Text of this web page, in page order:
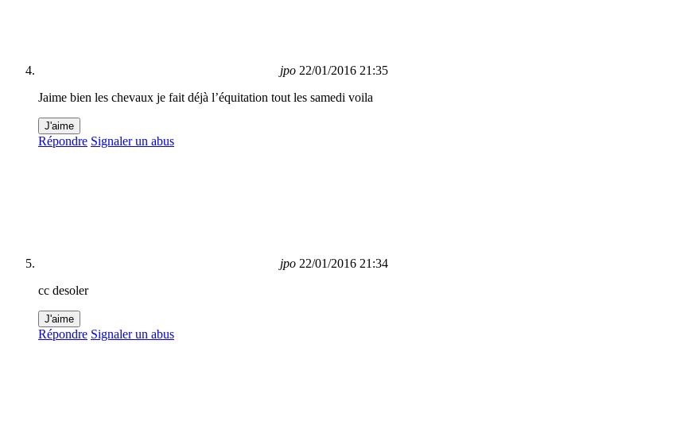
jpo 22/01/2016 21:35
Jaime bien les chevaux je fait déjà l’équitation tout les samedi voila
J'aime
Répondre Signaler un abus
jpo 22/01/2016 21:34
cc desoler
J'aime
Répondre Signaler un abus